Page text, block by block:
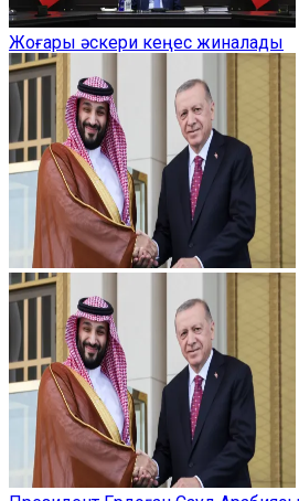
Жоғары әскери кеңес жиналады